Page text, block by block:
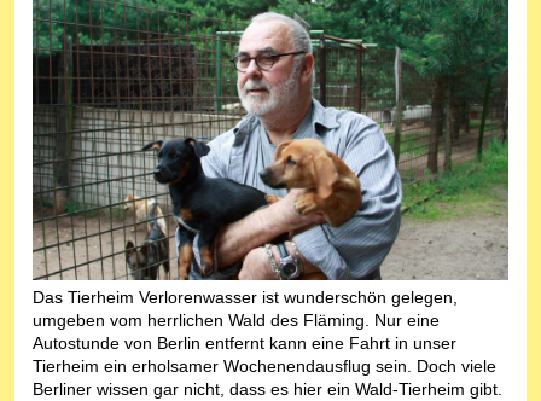
Das Tierheim Verlorenwasser ist wunderschön gelegen,
umgeben vom herrlichen Wald des Fläming. Nur eine
Autostunde von Berlin entfernt kann eine Fahrt in unser
Tierheim ein erholsamer Wochenendausflug sein. Doch viele
Berliner wissen gar nicht, dass es hier ein Wald-Tierheim gibt.